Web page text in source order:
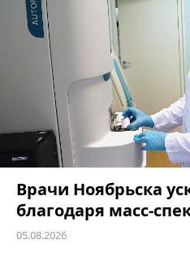
Врачи Ноябрьска
благодаря масс-
05.08.2026